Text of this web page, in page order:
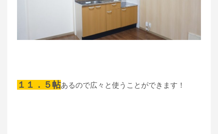
１１．５帖あるので広々と使うことができます！